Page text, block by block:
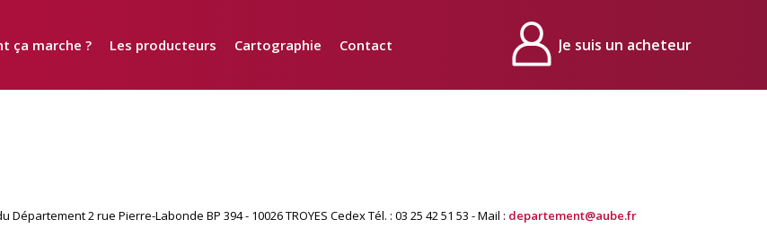
ça marche ? Les producteurs Cartographie Contact
2 rue Pierre-Labonde BP 394 - 10026 TROYES Cedex Tél. : 03 25 42 51 53 - Mail : departement@aube.fr